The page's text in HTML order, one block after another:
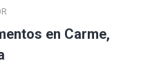
en Carme,